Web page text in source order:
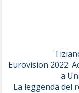
Eurovision 2022:
a
La leggenda del